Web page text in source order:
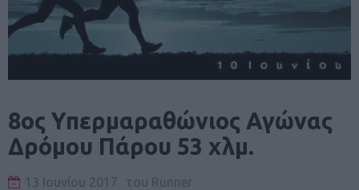
8ος Υπερμαραθώνιος Αγώνας
Δρόμου Πάρου 53 χλμ.
13 Ιουνίου 2017 του Runner